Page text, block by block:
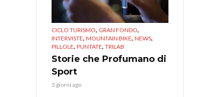
CICLO TURISMO, GRAN FONDO,
INTERVISTE, MOUNTAIN BIKE, NEWS,
PILLOLE, PUNTATE, TRILAB
Storie che Profumano di
Sport
3 giorni ago